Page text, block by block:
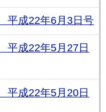
平成22年6月3日号
成22年5月27日
平成22年5月20日